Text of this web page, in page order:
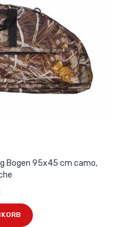
Bogen 95x45 cm camo,